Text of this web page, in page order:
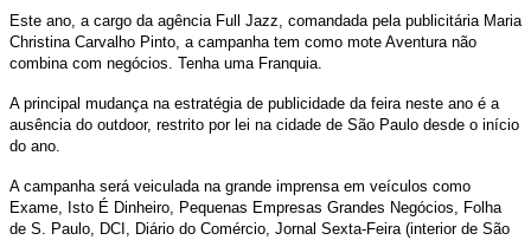
Este ano, a cargo da agência Full Jazz, comandada pela publicitária Maria
Christina Carvalho Pinto, a campanha tem como mote Aventura não
combina com negócios. Tenha uma Franquia.
A principal mudança na estratégia de publicidade da feira neste ano é a
ausência do outdoor, restrito por lei na cidade de São Paulo desde o início
do ano.
A campanha será veiculada na grande imprensa em veículos como
Exame, Isto É Dinheiro, Pequenas Empresas Grandes Negócios, Folha
de S. Paulo, DCI, Diário do Comércio, Jornal Sexta-Feira (interior de São